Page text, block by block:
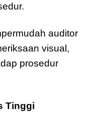
auditor
visual,
prosedur
Tinggi